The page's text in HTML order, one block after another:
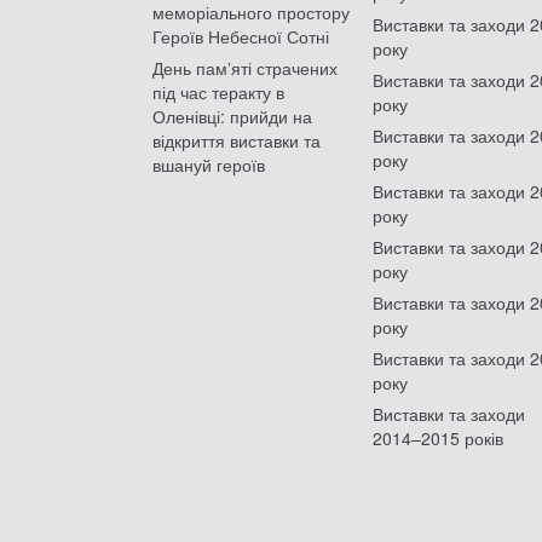
меморіального простору
Героїв Небесної Сотні
День памʼяті страчених
під час теракту в
Оленівці: прийди на
відкриття виставки та
вшануй героїв
Виставки та заходи
року
Виставки та заходи
року
Виставки та заходи
року
Виставки та заходи
року
Виставки та заходи
року
Виставки та заходи
року
Виставки та заходи
року
Виставки та заходи
2014–2015 років